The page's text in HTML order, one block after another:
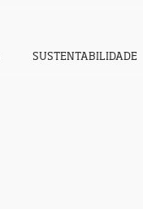
SUSTENTABILIDADE